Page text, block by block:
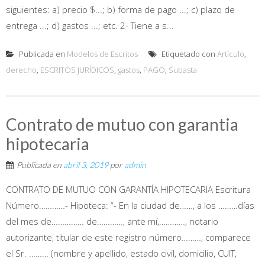
siguientes: a) precio $...; b) forma de pago ...; c) plazo de
entrega ...; d) gastos ...; etc. 2- Tiene a s...
Publicada en Modelos de Escritos Etiquetado con Artículo,
derecho, ESCRITOS JURÍDICOS, gastos, PAGO, Subasta
Contrato de mutuo con garantia
hipotecaria
Publicada en abril 3, 2019poradmin
CONTRATO DE MUTUO CON GARANTÍA HIPOTECARIA Escritura
Número…………- Hipoteca: “- En la ciudad de……, a los ………días
del mes de…………… de…………, ante mí,…………, notario
autorizante, titular de este registro número………, comparece
el Sr. ……… (nombre y apellido, estado civil, domicilio, CUIT,